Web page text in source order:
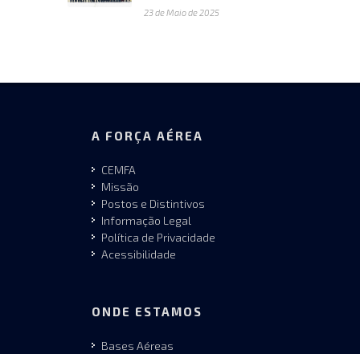
23 de Maio de 2025
A FORÇA AÉREA
CEMFA
Missão
Postos e Distintivos
Informação Legal
Política de Privacidade
Acessibilidade
ONDE ESTAMOS
Bases Aéreas